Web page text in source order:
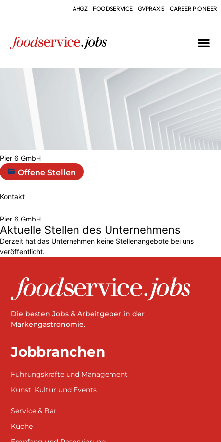
AHGZ FOODSERVICE GVPRAXIS CAREER PIONEER
Pier 6 GmbH
Offene Stellen
Kontakt
Pier 6 GmbH
Aktuelle Stellen des Unternehmens
Derzeit hat das Unternehmen keine Stellenangebote bei uns
veröffentlicht.
Die besten Jobs & Arbeitgeber in der
Markengastronomie.
Jobbranchen
Führungskräfte und Management
Kunst, Kultur und Events
Service & Bar
Küche